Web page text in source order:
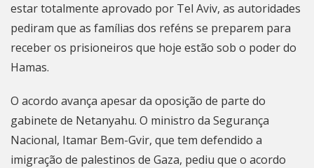
estar totalmente aprovado por Tel Aviv, as autoridades
pediram que as famílias dos reféns se preparem para
receber os prisioneiros que hoje estão sob o poder do
Hamas.
O acordo avança apesar da oposição de parte do
gabinete de Netanyahu. O ministro da Segurança
Nacional, Itamar Bem-Gvir, que tem defendido a
imigração de palestinos de Gaza, pediu que o acordo